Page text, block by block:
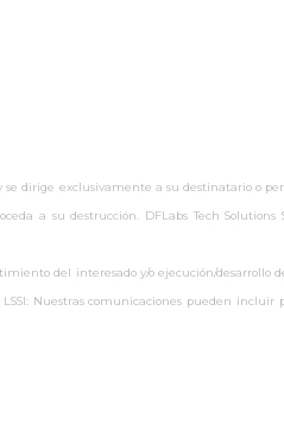
dirige exclusivamente a su destinatario o
a su destrucción. DFLabs Tech Solutions
del interesado y/o ejecución/desarrollo
Nuestras comunicaciones pueden incluir